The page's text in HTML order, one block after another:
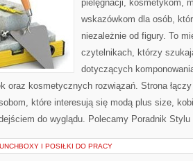
pielęgnacji, kosmetykom,
wskazówkom dla osób,
niezależnie od figury. To
czytelnikach, którzy
dotyczących
oraz kosmetycznych rozwiązań. Strona
które interesują się modą plus size,
do wyglądu. Polecamy Poradnik
I POSIŁKI DO PRACY